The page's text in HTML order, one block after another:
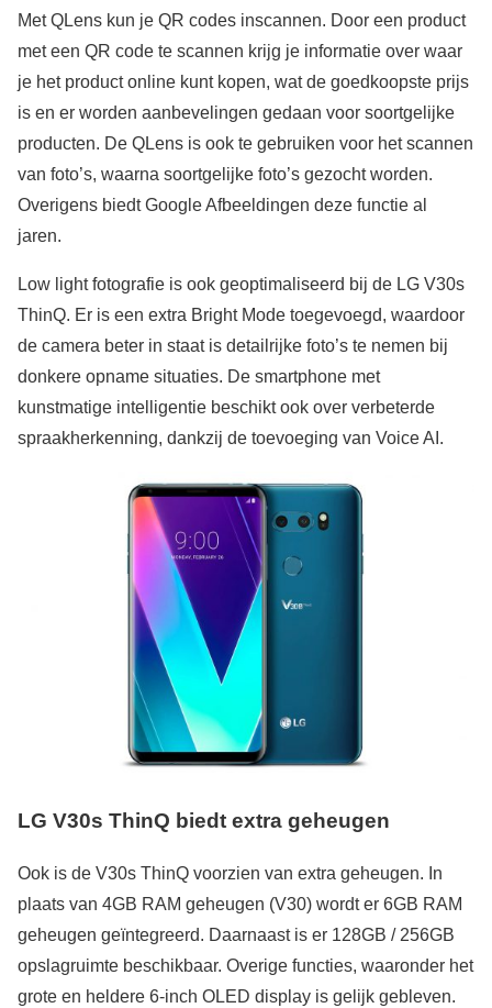
Met QLens kun je QR codes inscannen. Door een product
met een QR code te scannen krijg je informatie over waar
je het product online kunt kopen, wat de goedkoopste prijs
is en er worden aanbevelingen gedaan voor soortgelijke
producten. De QLens is ook te gebruiken voor het scannen
van foto’s, waarna soortgelijke foto’s gezocht worden.
Overigens biedt Google Afbeeldingen deze functie al
jaren.
Low light fotografie is ook geoptimaliseerd bij de LG V30s
ThinQ. Er is een extra Bright Mode toegevoegd, waardoor
de camera beter in staat is detailrijke foto’s te nemen bij
donkere opname situaties. De smartphone met
kunstmatige intelligentie beschikt ook over verbeterde
spraakherkenning, dankzij de toevoeging van Voice AI.
LG V30s ThinQ biedt extra geheugen
Ook is de V30s ThinQ voorzien van extra geheugen. In
plaats van 4GB RAM geheugen (V30) wordt er 6GB RAM
geheugen geïntegreerd. Daarnaast is er 128GB / 256GB
opslagruimte beschikbaar. Overige functies, waaronder het
grote en heldere 6-inch OLED display is gelijk gebleven.